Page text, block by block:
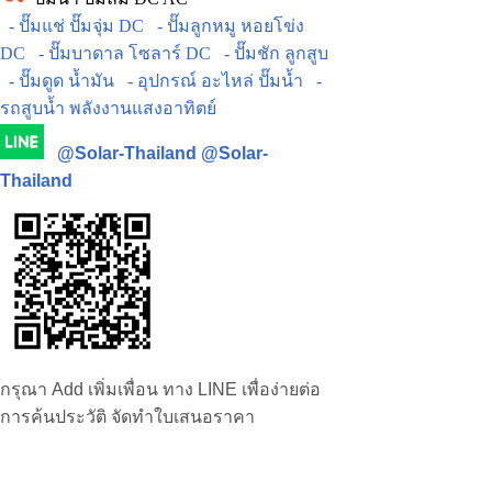
- ปั๊มแช่ ปั๊มจุ่ม DC
- ปั๊มลูกหมู หอยโข่ง
DC
- ปั๊มบาดาล โซลาร์ DC
- ปั๊มชัก ลูกสูบ
- ปั๊มดูด น้ำมัน
- อุปกรณ์ อะไหล่ ปั๊มน้ำ
-
รถสูบน้ำ พลังงานแสงอาทิตย์
@Solar-Thailand @Solar-
Thailand
กรุณา Add เพิ่มเพื่อน ทาง LINE เพื่อง่ายต่อ
การค้นประวัติ จัดทำใบเสนอราคา